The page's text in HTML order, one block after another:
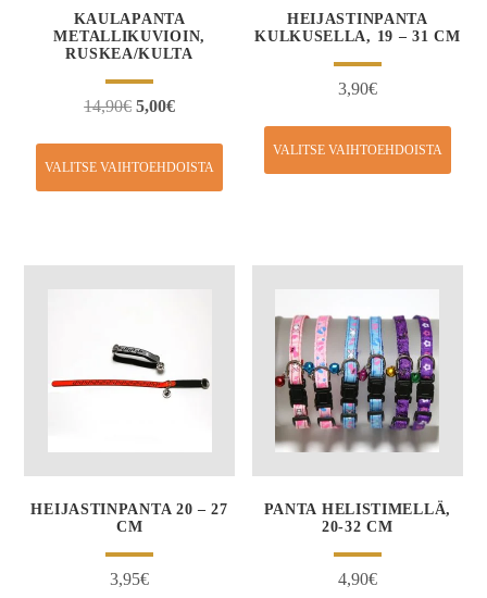
KAULAPANTA
METALLIKUVIOIN,
RUSKEA/KULTA
14,90€ 5,00€
VALITSE VAIHTOEHDOISTA
HEIJASTINPANTA
KULKUSELLA, 19 – 31 CM
3,90€
VALITSE VAIHTOEHDOISTA
HEIJASTINPANTA 20 – 27
CM
3,95€
PANTA HELISTIMELLÄ,
20-32 CM
4,90€